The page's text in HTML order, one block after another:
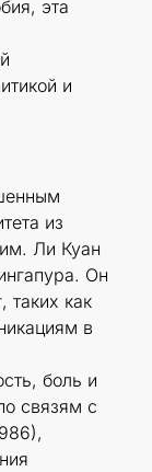
эта
и
из
Ли Куан
Он
таких как
в
боль и
связям с